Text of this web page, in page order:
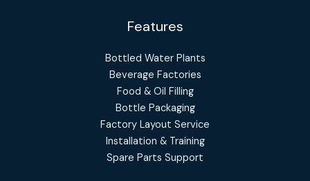
Features
Bottled Water Plants
Beverage Factories
Food & Oil Filling
Bottle Packaging
Factory Layout Service
Installation & Training
Spare Parts Support